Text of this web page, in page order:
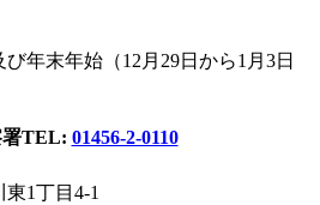
年末年始（12月29日から1月3日
TEL: 01456-2-0110
1丁目4-1